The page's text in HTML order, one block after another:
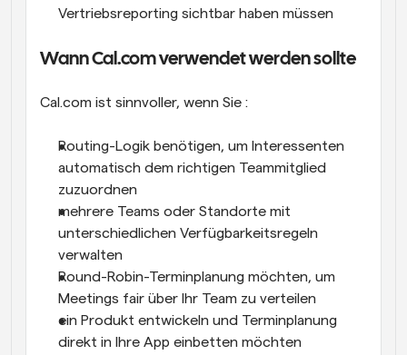
Vertriebsreporting sichtbar haben müssen
Wann Cal.com verwendet werden sollte
Cal.com ist sinnvoller, wenn Sie :
Routing-Logik benötigen, um Interessenten
automatisch dem richtigen Teammitglied
zuzuordnen
mehrere Teams oder Standorte mit
unterschiedlichen Verfügbarkeitsregeln
verwalten
Round-Robin-Terminplanung möchten, um
Meetings fair über Ihr Team zu verteilen
ein Produkt entwickeln und Terminplanung
direkt in Ihre App einbetten möchten